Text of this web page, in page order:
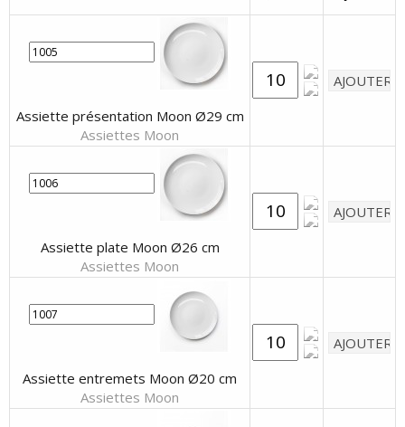
Assiette présentation Moon Ø29 cm
Assiettes Moon
Assiette plate Moon Ø26 cm
Assiettes Moon
Assiette entremets Moon Ø20 cm
Assiettes Moon